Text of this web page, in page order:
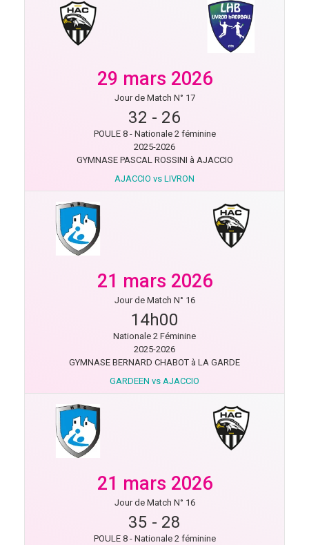
29 mars 2026
Jour de Match N° 17
32 - 26
POULE 8 - Nationale 2 féminine
2025-2026
GYMNASE PASCAL ROSSINI à AJACCIO
AJACCIO vs LIVRON
21 mars 2026
Jour de Match N° 16
14h00
Nationale 2 Féminine
2025-2026
GYMNASE BERNARD CHABOT à LA GARDE
GARDEEN vs AJACCIO
21 mars 2026
Jour de Match N° 16
35 - 28
POULE 8 - Nationale 2 féminine